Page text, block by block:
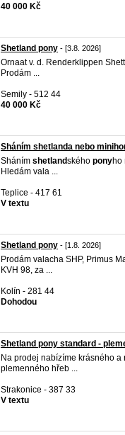
40 000 Kč
Shetland pony - [3.8. 2026]
Ornaat v. d. Renderklippen
Prodám ...
Semily - 512 44
40 000 Kč
Sháním shetlanda nebo
Sháním shetlandského ponyho
Hledám vala ...
Teplice - 417 61
V textu
Shetland pony - [1.8. 2026]
Prodám valacha SHP, Primus
KVH 98, za ...
Kolín - 281 44
Dohodou
Shetland pony standard -
Na prodej nabízíme krásného a
plemenného hřeb ...
Strakonice - 387 33
V textu